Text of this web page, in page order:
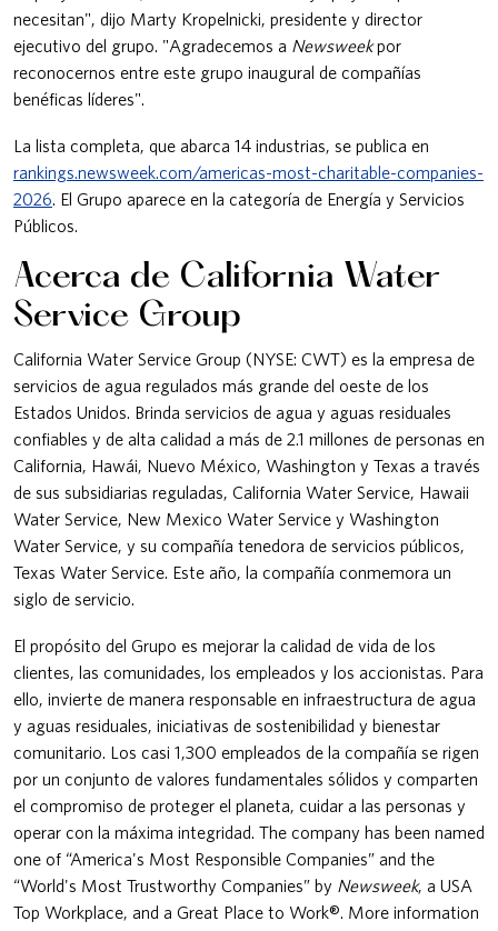
necesitan", dijo Marty Kropelnicki, presidente y director
ejecutivo del grupo. "Agradecemos a Newsweekpor
reconocernos entre este grupo inaugural de compañías
benéficas líderes".
La lista completa, que abarca 14 industrias, se publica en
rankings.newsweek.com/americas-most-charitable-companies-
2026 . El Grupo aparece en la categoría de Energía y Servicios
Públicos.
Acerca de California Water
Service Group
California Water Service Group (NYSE: CWT) es la empresa de
servicios de agua regulados más grande del oeste de los
Estados Unidos. Brinda servicios de agua y aguas residuales
confiables y de alta calidad a más de 2.1 millones de personas en
California, Hawái, Nuevo México, Washington y Texas a través
de sus subsidiarias reguladas, California Water Service, Hawaii
Water Service, New Mexico Water Service y Washington
Water Service, y su compañía tenedora de servicios públicos,
Texas Water Service. Este año, la compañía conmemora un
siglo de servicio.
El propósito del Grupo es mejorar la calidad de vida de los
clientes, las comunidades, los empleados y los accionistas. Para
ello, invierte de manera responsable en infraestructura de agua
y aguas residuales, iniciativas de sostenibilidad y bienestar
comunitario. Los casi 1,300 empleados de la compañía se rigen
por un conjunto de valores fundamentales sólidos y comparten
el compromiso de proteger el planeta, cuidar a las personas y
operar con la máxima integridad. The company has been named
one of “America's Most Responsible Companies” and the
“World's Most Trustworthy Companies” by Newsweek, a USA
Top Workplace, and a Great Place to Work®. More information